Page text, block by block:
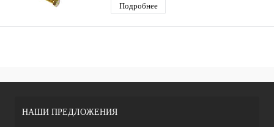
Подробнее
НАШИ ПРЕДЛОЖЕНИЯ